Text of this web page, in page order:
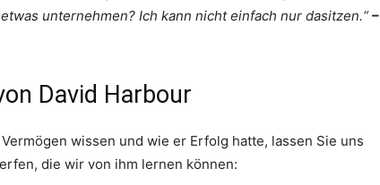
unternehmen? Ich kann nicht einfach nur dasitzen.“ –
David Harbour
wissen und wie er Erfolg hatte, lassen Sie uns
die wir von ihm lernen können: